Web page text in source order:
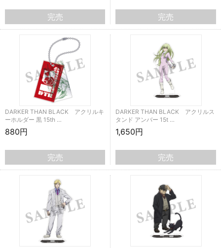
完売 完売
DARKER THAN BLACK アクリルキ
ーホルダー 黒 15th …
880円
完売
DARKER THAN BLACK アクリルス
タンド アンバー 15t …
1,650円
完売